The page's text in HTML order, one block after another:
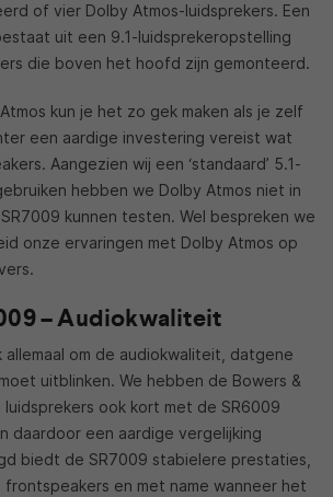
of vier Dolby Atmos-luidsprekers. Een
uit een 9.1-luidsprekeropstelling
die boven het hoofd zijn gemonteerd.
kun je het zo gek maken als je zelf
een aardige investering vereist wat
Aangezien wij een ‘standaard’ 5.1-
hebben we Dolby Atmos niet in
kunnen testen. Wel bespreken we
onze ervaringen met Dolby Atmos op
– Audiokwaliteit
allemaal om de audiokwaliteit, datgene
uitblinken. We hebben de Bowers &
luidsprekers ook kort met de SR6009
daardoor een aardige vergelijking
biedt de SR7009 stabielere prestaties,
en met name wanneer het